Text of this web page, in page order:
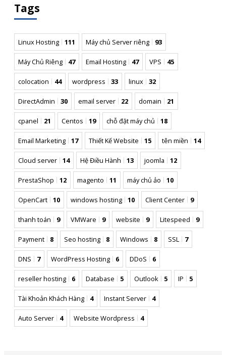
Tags
Linux Hosting 111 Máy chủ Server riêng 93
Máy Chủ Riêng 47 Email Hosting 47 VPS 45
colocation 44 wordpress 33 linux 32
DirectAdmin 30 email server 22 domain 21
cpanel 21 Centos 19 chỗ đặt máy chủ 18
Email Marketing 17 Thiết Kế Website 15 tên miền 14
Cloud server 14 Hệ Điều Hành 13 joomla 12
PrestaShop 12 magento 11 máy chủ ảo 10
OpenCart 10 windows hosting 10 Client Center 9
thanh toán 9 VMWare 9 website 9 Litespeed 9
Payment 8 Seo hosting 8 Windows 8 SSL 7
DNS 7 WordPress Hosting 6 DDoS 6
reseller hosting 6 Database 5 Outlook 5 IP 5
Tài Khoản Khách Hàng 4 Instant Server 4
Auto Server 4 Website Wordpress 4